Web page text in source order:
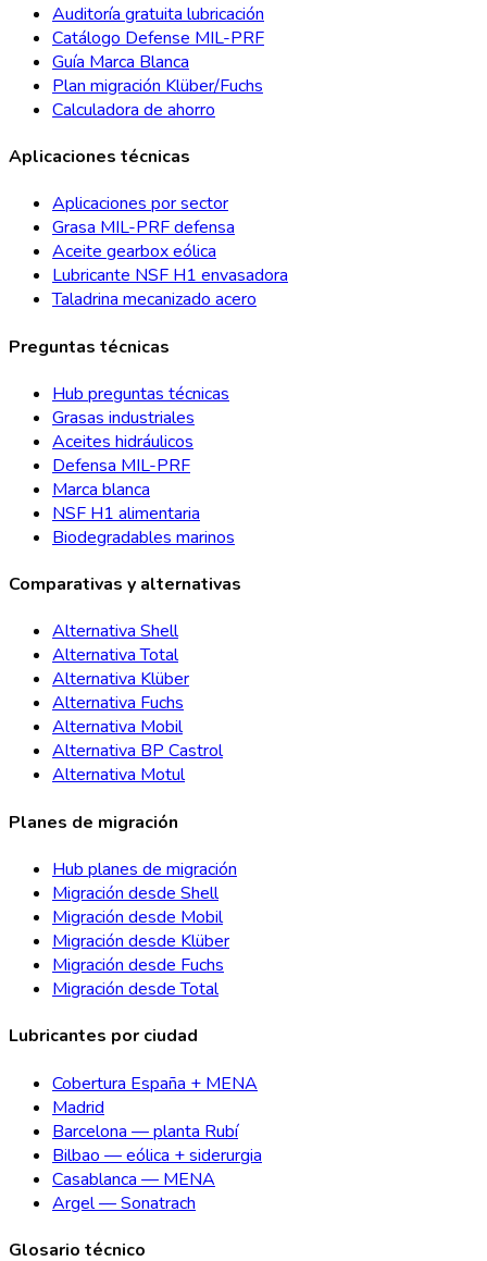
Auditoría gratuita lubricación
Catálogo Defense MIL-PRF
Guía Marca Blanca
Plan migración Klüber/Fuchs
Calculadora de ahorro
Aplicaciones técnicas
Aplicaciones por sector
Grasa MIL-PRF defensa
Aceite gearbox eólica
Lubricante NSF H1 envasadora
Taladrina mecanizado acero
Preguntas técnicas
Hub preguntas técnicas
Grasas industriales
Aceites hidráulicos
Defensa MIL-PRF
Marca blanca
NSF H1 alimentaria
Biodegradables marinos
Comparativas y alternativas
Alternativa Shell
Alternativa Total
Alternativa Klüber
Alternativa Fuchs
Alternativa Mobil
Alternativa BP Castrol
Alternativa Motul
Planes de migración
Hub planes de migración
Migración desde Shell
Migración desde Mobil
Migración desde Klüber
Migración desde Fuchs
Migración desde Total
Lubricantes por ciudad
Cobertura España + MENA
Madrid
Barcelona — planta Rubí
Bilbao — eólica + siderurgia
Casablanca — MENA
Argel — Sonatrach
Glosario técnico